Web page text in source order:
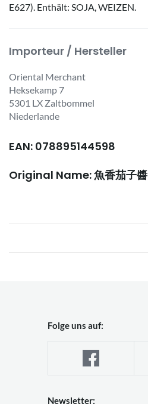
E627). Enthält: SOJA, WEIZEN.
Importeur / Hersteller
Oriental Merchant
Heksekamp 7
5301 LX Zaltbommel
Niederlande
EAN: 078895144598
Original Name: 魚香茄子醬
Folge uns auf:
Newsletter: